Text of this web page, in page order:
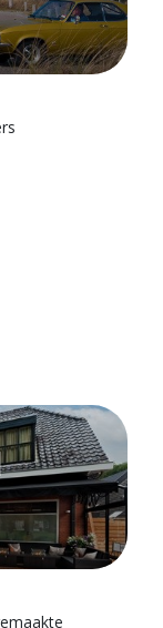
is gelegen
aan de